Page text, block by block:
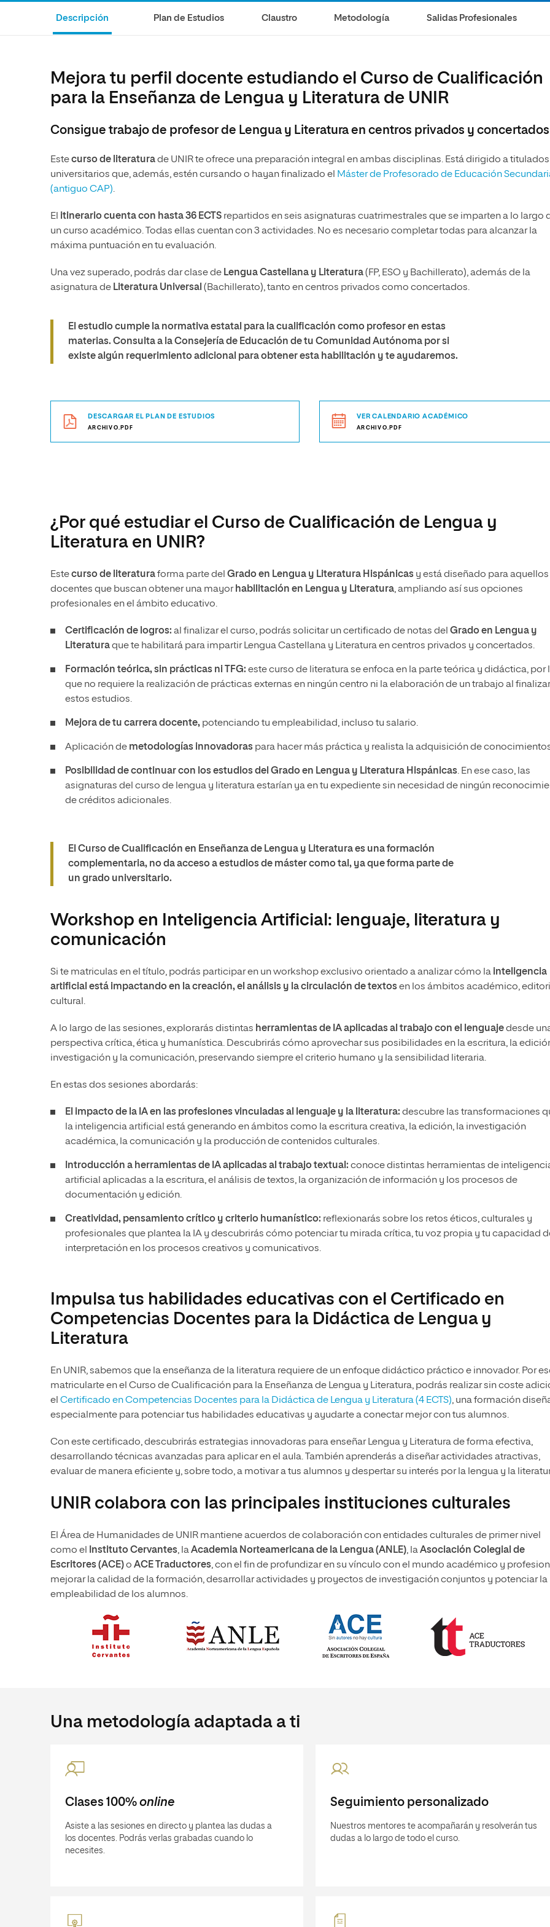
Ciencias Políticas y Relaciones
Acceso universitario para
Artes
Humanidades
Música
Oficina de Movilidad
Escuela de Humanidades
Descripción Plan de Estudios Claustro Metodología Salidas Profesionales
Mejora tu perfil docente estudiando el Curso de Cualificación
para la Enseñanza de Lengua y Literatura de UNIR
Consigue trabajo de profesor de Lengua y Literatura en centros privados y concertados
Estecurso de literaturade UNIR te ofrece una preparación integral en ambas disciplinas. Está dirigido a titulados
universitarios que, además, estén cursando o hayan finalizado el Máster de Profesorado de Educación
(antiguo CAP).
El itinerario cuenta con hasta 36 ECTS repartidos en seis asignaturas cuatrimestrales que se imparten a lo largo
un curso académico. Todas ellas cuentan con 3 actividades. No es necesario completar todas para alcanzar la
máxima puntuación en tu evaluación.
Una vez superado, podrás dar clase de Lengua Castellana y Literatura(FP, ESO y Bachillerato), además de la
asignatura de Literatura Universal (Bachillerato), tanto en centros privados como concertados.
El estudio cumple la normativa estatal para la cualificación como profesor en estas
materias. Consulta a la Consejería de Educación de tu Comunidad Autónoma por si
existe algún requerimiento adicional para obtener esta habilitación y te ayudaremos.
DESCARGAR EL PLAN DE ESTUDIOS
ARCHIVO.PDF
VER CALENDARIO ACADÉMICO
ARCHIVO.PDF
¿Por qué estudiar el Curso de Cualificación de Lengua y
Literatura en UNIR?
Estecurso de literaturaforma parte del Grado en Lengua y Literatura Hispánicas y está diseñado para aquellos
docentes que buscan obtener una mayor habilitación en Lengua y Literatura, ampliando así sus opciones
profesionales en el ámbito educativo.
Certificación de logros: al finalizar el curso, podrás solicitar un certificado de notas del Grado en Lengua y
Literaturaque te habilitará para impartir Lengua Castellana y Literatura en centros privados y concertados.
Formación teórica, sin prácticas ni TFG: este curso de literatura se enfoca en la parte teórica y didáctica, por
que no requiere la realización de prácticas externas en ningún centro ni la elaboración de un trabajo al finalizar
estos estudios.
Mejora de tu carrera docente, potenciando tu empleabilidad, incluso tu salario.
Aplicación de metodologías innovadoras para hacer más práctica y realista la adquisición de
Posibilidad de continuar con los estudios del Grado en Lengua y Literatura Hispánicas. En ese caso, las
asignaturas del curso de lengua y literatura estarían ya en tu expediente sin necesidad de ningún
de créditos adicionales.
El Curso de Cualificación en Enseñanza de Lengua y Literatura es una formación
complementaria, no da acceso a estudios de máster como tal, ya que forma parte de
un grado universitario.
Workshop en Inteligencia Artificial: lenguaje, literatura y
comunicación
Si te matriculas en el título, podrás participar en un workshop exclusivo orientado a analizar cómo la inteligencia
artificial está impactando en la creación, el análisis y la circulación de textosen los ámbitos académico,
cultural.
A lo largo de las sesiones, explorarás distintas herramientas de IA aplicadas al trabajo con el lenguajedesde
perspectiva crítica, ética y humanística. Descubrirás cómo aprovechar sus posibilidades en la escritura, la
investigación y la comunicación, preservando siempre el criterio humano y la sensibilidad literaria.
En estas dos sesiones abordarás:
El impacto de la IA en las profesiones vinculadas al lenguaje y la literatura: descubre las transformaciones
la inteligencia artificial está generando en ámbitos como la escritura creativa, la edición, la investigación
académica, la comunicación y la producción de contenidos culturales.
Introducción a herramientas de IA aplicadas al trabajo textual: conoce distintas herramientas de
artificial aplicadas a la escritura, el análisis de textos, la organización de información y los procesos de
documentación y edición.
Creatividad, pensamiento crítico y criterio humanístico: reflexionarás sobre los retos éticos, culturales y
profesionales que plantea la IA y descubrirás cómo potenciar tu mirada crítica, tu voz propia y tu capacidad
interpretación en los procesos creativos y comunicativos.
Impulsa tus habilidades educativas con el Certificado en
Competencias Docentes para la Didáctica de Lengua y
Literatura
En UNIR, sabemos que la enseñanza de la literatura requiere de un enfoque didáctico práctico e innovador. Por
matricularte en el Curso de Cualificación para la Enseñanza de Lengua y Literatura, podrás realizar sin coste
el Certificado en Competencias Docentes para la Didáctica de Lengua y Literatura (4 ECTS), una formación
especialmente para potenciar tus habilidades educativas y ayudarte a conectar mejor con tus alumnos.
Con este certificado, descubrirás estrategias innovadoras para enseñar Lengua y Literatura de forma efectiva,
desarrollando técnicas avanzadas para aplicar en el aula. También aprenderás a diseñar actividades atractivas,
evaluar de manera eficiente y, sobre todo, a motivar a tus alumnos y despertar su interés por la lengua y la
UNIR colabora con las principales instituciones culturales
El Área de Humanidades de UNIR mantiene acuerdos de colaboración con entidades culturales de primer nivel
como el
Instituto Cervantes, laAcademia Norteamericana de la Lengua (ANLE), laAsociación Colegial de
Escritores (ACE)o ACE Traductores, con el fin de profundizar en su vínculo con el mundo académico y
mejorar la calidad de la formación, desarrollar actividades y proyectos de investigación conjuntos y potenciar la
empleabilidad de los alumnos.
Una metodología adaptada a ti
Clases 100% online
Asiste a las sesiones en directo y plantea las dudas a
los docentes. Podrás verlas grabadas cuando lo
necesites.
Seguimiento personalizado
Nuestros mentores te acompañarán y resolverán tus
dudas a lo largo de todo el curso.